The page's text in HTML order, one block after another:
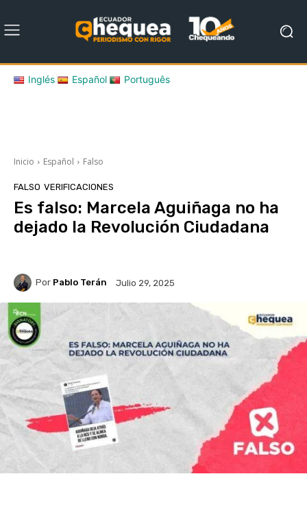
Inglés Español Português
Inicio Español Falso
FALSO VERIFICACIONES
Es falso: Marcela Aguiñaga no ha
dejado la Revolución Ciudadana
Por Pablo Terán Julio 29, 2025